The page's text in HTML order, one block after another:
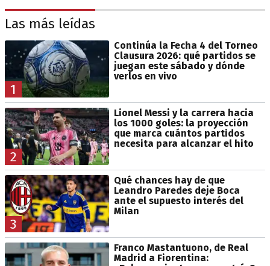
Las más leídas
1
Continúa la Fecha 4 del Torneo
Clausura 2026: qué partidos se
juegan este sábado y dónde
verlos en vivo
2
Lionel Messi y la carrera hacia
los 1000 goles: la proyección
que marca cuántos partidos
necesita para alcanzar el hito
3
Qué chances hay de que
Leandro Paredes deje Boca
ante el supuesto interés del
Milan
Franco Mastantuono, de Real
Madrid a Fiorentina: